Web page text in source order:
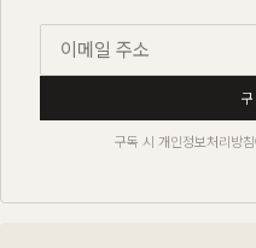
구독 시 개인정보처리방